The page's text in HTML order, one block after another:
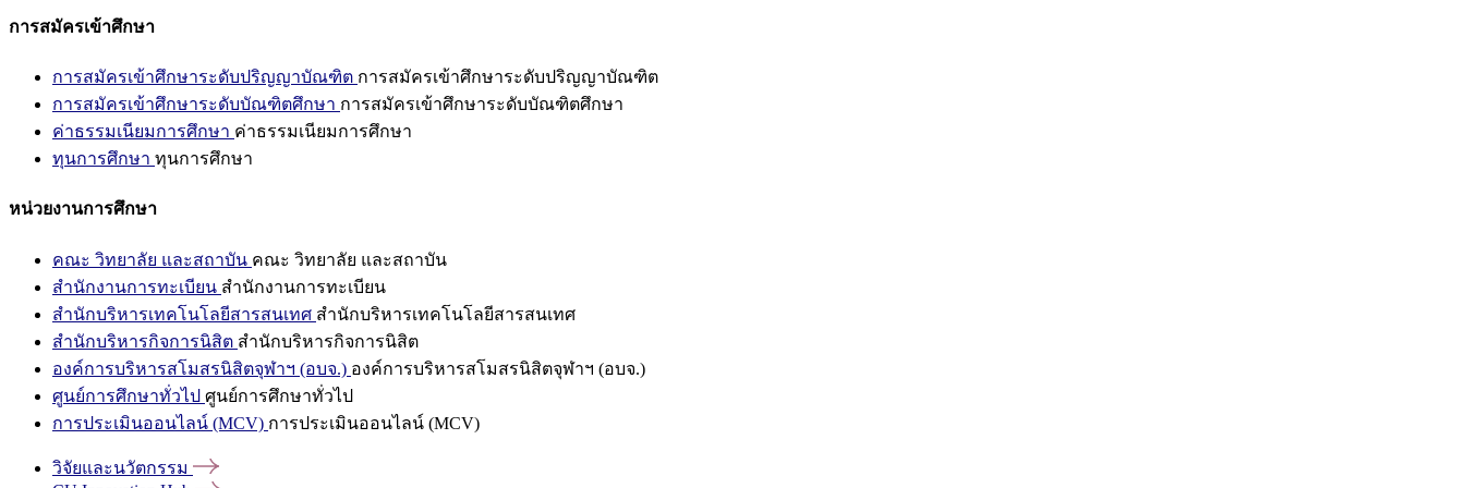
การสมัครเข้าศึกษา
การสมัครเข้าศึกษาระดับปริญญาบัณฑิต การสมัครเข้าศึกษาระดับปริญญาบัณฑิต
การสมัครเข้าศึกษาระดับบัณฑิตศึกษา การสมัครเข้าศึกษาระดับบัณฑิตศึกษา
ค่าธรรมเนียมการศึกษา ค่าธรรมเนียมการศึกษา
ทุนการศึกษา ทุนการศึกษา
หน่วยงานการศึกษา
คณะ วิทยาลัย และสถาบัน คณะ วิทยาลัย และสถาบัน
สำนักงานการทะเบียน สำนักงานการทะเบียน
สำนักบริหารเทคโนโลยีสารสนเทศ สำนักบริหารเทคโนโลยีสารสนเทศ
สำนักบริหารกิจการนิสิต สำนักบริหารกิจการนิสิต
องค์การบริหารสโมสรนิสิตจุฬาฯ (อบจ.) องค์การบริหารสโมสรนิสิตจุฬาฯ (อบจ.)
ศูนย์การศึกษาทั่วไป ศูนย์การศึกษาทั่วไป
การประเมินออนไลน์ (MCV) การประเมินออนไลน์ (MCV)
วิจัยและนวัตกรรม